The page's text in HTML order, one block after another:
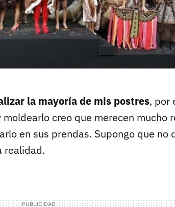
la mayoría de mis postres, por
creo que merecen mucho
en sus prendas. Supongo que no
realidad.